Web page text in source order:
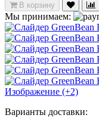
В корзину
Мы принимаем:
Изображение (+2)
Варианты доставки: